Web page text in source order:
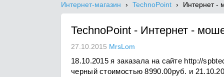
Интернет-магазин TechnoPoint Интернет -
TechnoPoint - Интернет -
27.10.2015 MrsLom
18.10.2015 я заказала на сайте http://
черный стоимостью 8990.00руб. и